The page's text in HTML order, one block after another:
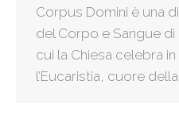
Corpus Domini è una
del Corpo e Sangue
cui la Chiesa celebra
l’Eucaristia, cuore